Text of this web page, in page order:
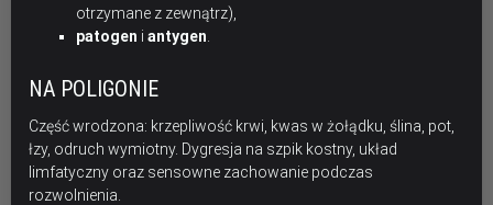
otrzymane z zewnątrz),
patogen i antygen
NA POLIGONIE
Część wrodzona: krzepliwość krwi, kwas w żołądku, ślina, pot,
łzy, odruch wymiotny. Dygresja na szpik kostny, układ
limfatyczny oraz sensowne zachowanie podczas
rozwolnienia.